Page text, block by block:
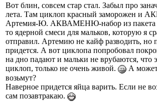
Вот блин, совсем стар стал. Забыл про
лета. Там циклоп красный заморожен и
Артемия-Ю. АКВАМЕНЮ-набор из пакета
то ядерной смеси для мальков, которую я
отправил. Артемию не кайф разводить, но
придется. А вот циклопа попробовал
на дно падают и мальки не врубаются, что
циклоп, только не очень живой.
А
возьмут?
Наверное придется яйца варить. Если не
сам позавтракаю.